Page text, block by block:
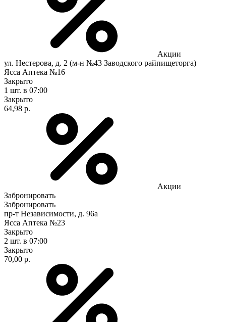
Акции
ул. Нестерова, д. 2 (м-н №43 Заводского райпищеторга)
Ясса Аптека №16
Закрыто
1 шт. в 07:00
Закрыто
64,98 р.
Акции
Забронировать
Забронировать
пр-т Независимости, д. 96а
Ясса Аптека №23
Закрыто
2 шт. в 07:00
Закрыто
70,00 р.